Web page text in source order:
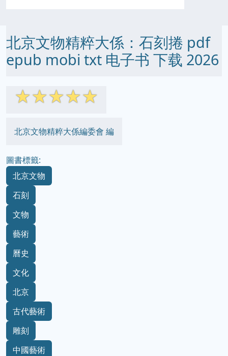
北京文物精粹大係：石刻捲 pdf
epub mobi txt 电子书 下载 2026
☆☆☆☆☆
北京文物精粹大係編委會 編
圖書標籤:
北京文物
石刻
文物
藝術
曆史
文化
北京
古代藝術
雕刻
中國藝術